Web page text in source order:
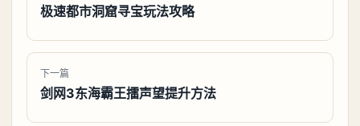
极速都市洞窟寻宝玩法攻略
下一篇
剑网3东海霸王擂声望提升方法